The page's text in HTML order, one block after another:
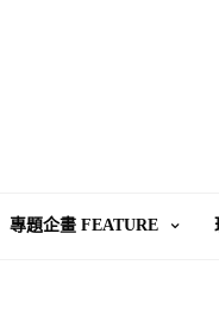
專題企畫 FEATURE